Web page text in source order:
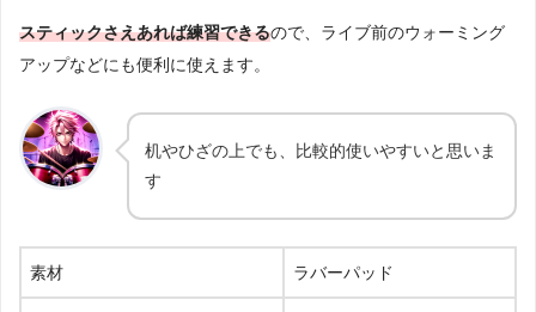
スティックさえあれば練習できるので、ライブ前のウォーミング
アップなどにも便利に使えます。
机やひざの上でも、比較的使いやすいと思いま
す
素材 ラバーパッド